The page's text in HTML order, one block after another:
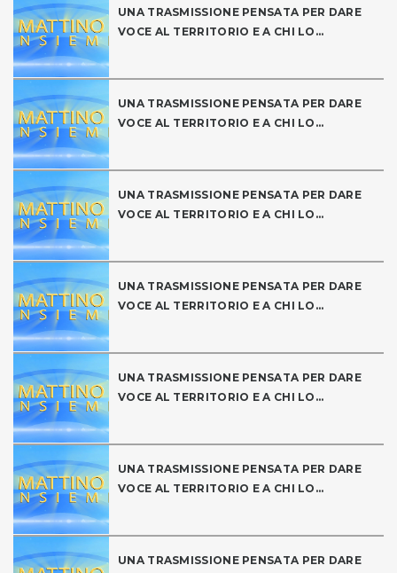
UNA TRASMISSIONE PENSATA PER DARE
VOCE AL TERRITORIO E A CHI LO...
UNA TRASMISSIONE PENSATA PER DARE
VOCE AL TERRITORIO E A CHI LO...
UNA TRASMISSIONE PENSATA PER DARE
VOCE AL TERRITORIO E A CHI LO...
UNA TRASMISSIONE PENSATA PER DARE
VOCE AL TERRITORIO E A CHI LO...
UNA TRASMISSIONE PENSATA PER DARE
VOCE AL TERRITORIO E A CHI LO...
UNA TRASMISSIONE PENSATA PER DARE
VOCE AL TERRITORIO E A CHI LO...
UNA TRASMISSIONE PENSATA PER DARE